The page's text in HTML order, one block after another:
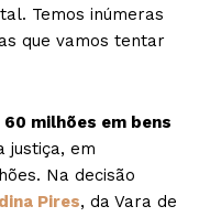
Temos inúmeras
que vamos tentar
60 milhões em bens
justiça, em
Na decisão
Pires, da Vara de